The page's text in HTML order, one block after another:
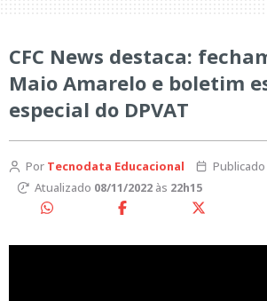
CFC News destaca:
Maio Amarelo e boletim
especial do DPVAT
Por Tecnodata Educacional Publicado
Atualizado 08/11/2022às 22h15